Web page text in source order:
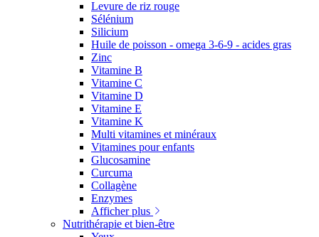
Levure de riz rouge
Sélénium
Silicium
Huile de poisson - omega 3-6-9 - acides gras
Zinc
Vitamine B
Vitamine C
Vitamine D
Vitamine E
Vitamine K
Multi vitamines et minéraux
Vitamines pour enfants
Glucosamine
Curcuma
Collagène
Enzymes
Afficher plus
Nutrithérapie et bien-être